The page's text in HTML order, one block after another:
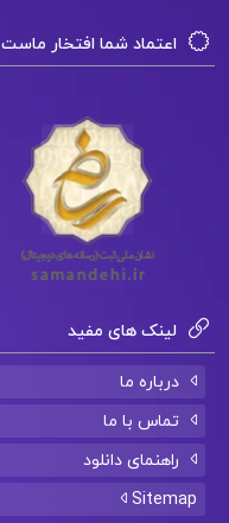
اعتماد شما افتخار ماست
لینک های مفید
درباره ما
تماس با ما
راهنمای دانلود
Sitemap